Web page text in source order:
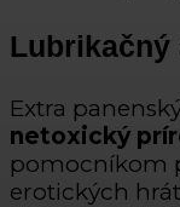
Lubrikačný
Extra
netoxický
pomocníkom
erotických